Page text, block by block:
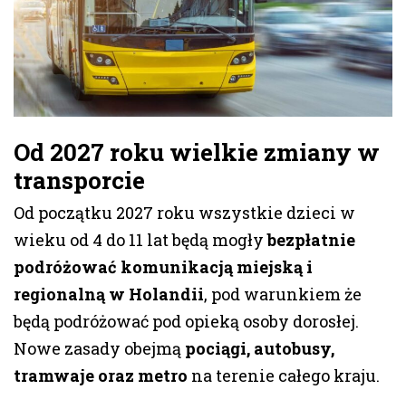
Od 2027 roku wielkie zmiany w
transporcie
Od początku 2027 roku wszystkie dzieci w
wieku od 4 do 11 lat będą mogłybezpłatnie
podróżować komunikacją miejską i
regionalną w Holandii, pod warunkiem że
będą podróżować pod opieką osoby dorosłej.
Nowe zasady obejmą pociągi, autobusy,
tramwaje oraz metro na terenie całego kraju.